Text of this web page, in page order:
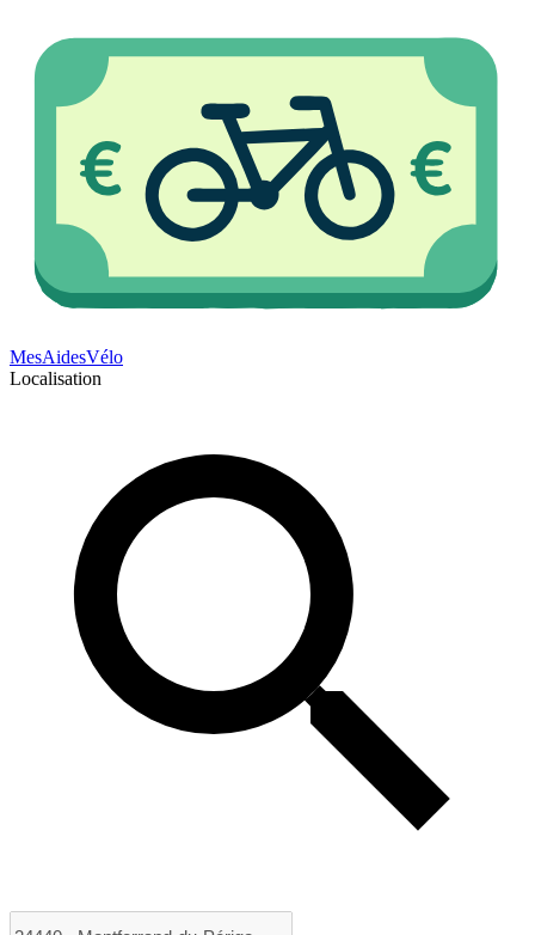
MesAidesVélo
Localisation